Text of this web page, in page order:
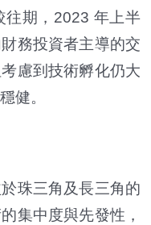
往期，2023 年上半
務投資者主導的交
慮到技術孵化仍大
健。
珠三角及長三角的
集中度與先發性，